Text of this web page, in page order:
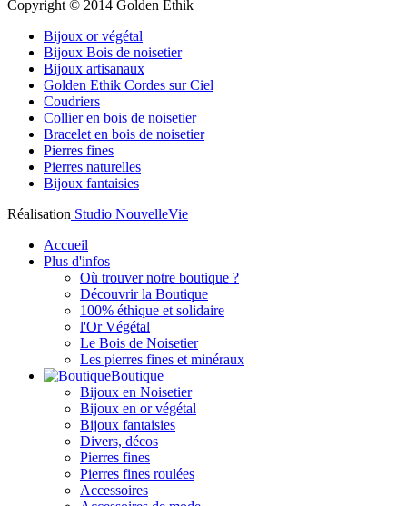
Copyright © 2014 Golden Ethik
Bijoux or végétal
Bijoux Bois de noisetier
Bijoux artisanaux
Golden Ethik Cordes sur Ciel
Coudriers
Collier en bois de noisetier
Bracelet en bois de noisetier
Pierres fines
Pierres naturelles
Bijoux fantaisies
Réalisation Studio NouvelleVie
Accueil
Plus d'infos
Où trouver notre boutique ?
Découvrir la Boutique
100% éthique et solidaire
l'Or Végétal
Le Bois de Noisetier
Les pierres fines et minéraux
Boutique
Bijoux en Noisetier
Bijoux en or végétal
Bijoux fantaisies
Divers, décos
Pierres fines
Pierres fines roulées
Accessoires